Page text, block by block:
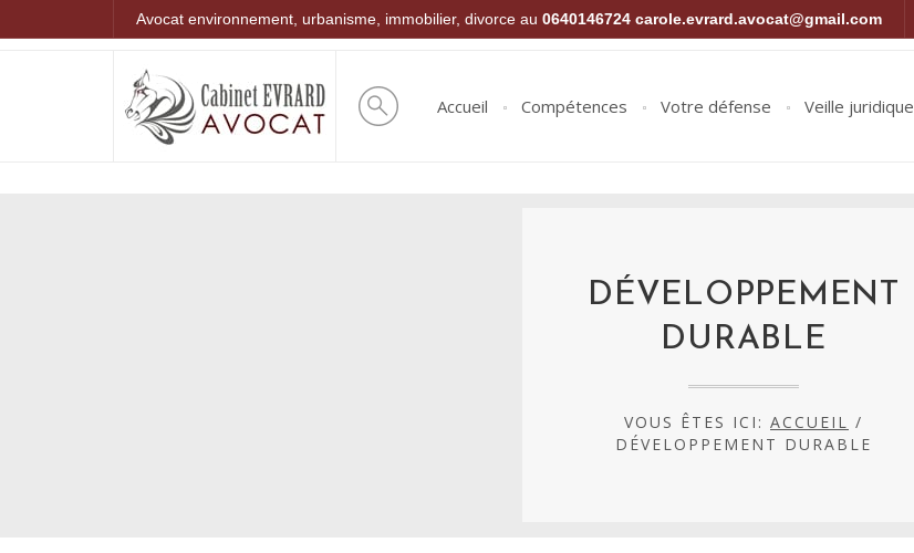
Avocat environnement, urbanisme, immobilier, divorce au 0640146724 carole.evrard.avocat@gmail.com
Accueil Compétences Votre défense Veille juridique
DÉVELOPPEMENT
DURABLE
VOUS ÊTES ICI: ACCUEIL /
DÉVELOPPEMENT DURABLE